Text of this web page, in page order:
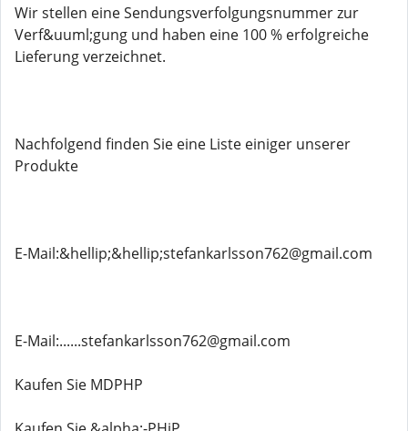
Wir stellen eine Sendungsverfolgungsnummer zur
Verf&uuml;gung und haben eine 100 % erfolgreiche
Lieferung verzeichnet.
Nachfolgend finden Sie eine Liste einiger unserer
Produkte
E-Mail:&hellip;&hellip;stefankarlsson762@gmail.com
E-Mail:......stefankarlsson762@gmail.com
Kaufen Sie MDPHP